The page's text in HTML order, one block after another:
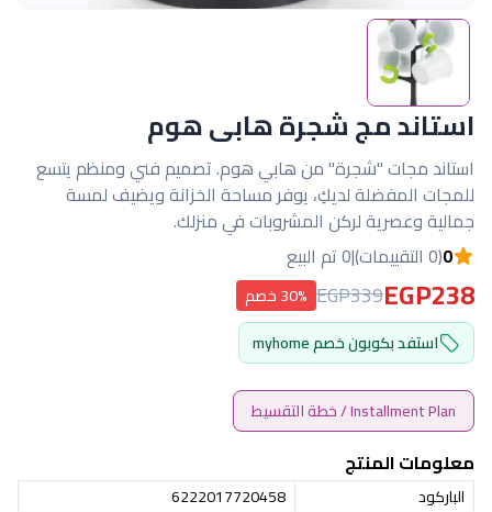
استاند مج شجرة هابى هوم
استاند مجات "شجرة" من هابي هوم. تصميم فني ومنظم يتسع
للمجات المفضلة لديكِ، يوفر مساحة الخزانة ويضيف لمسة
جمالية وعصرية لركن المشروبات في منزلك.
0(0 التقييمات) |0 تم البيع
EGP238
EGP339 30% خصم
استفد بكوبون خصم myhome
Installment Plan / خطة التقسيط
معلومات المنتج
الباركود
6222017720458